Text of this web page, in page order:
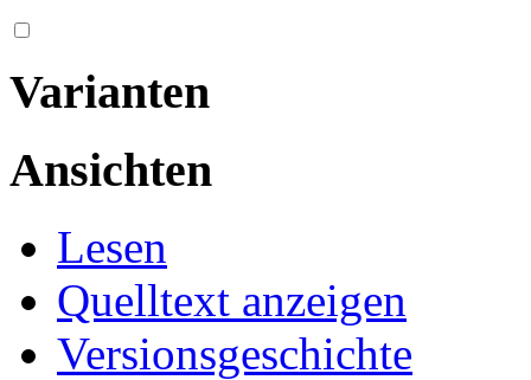
Varianten
Ansichten
Lesen
Quelltext anzeigen
Versionsgeschichte